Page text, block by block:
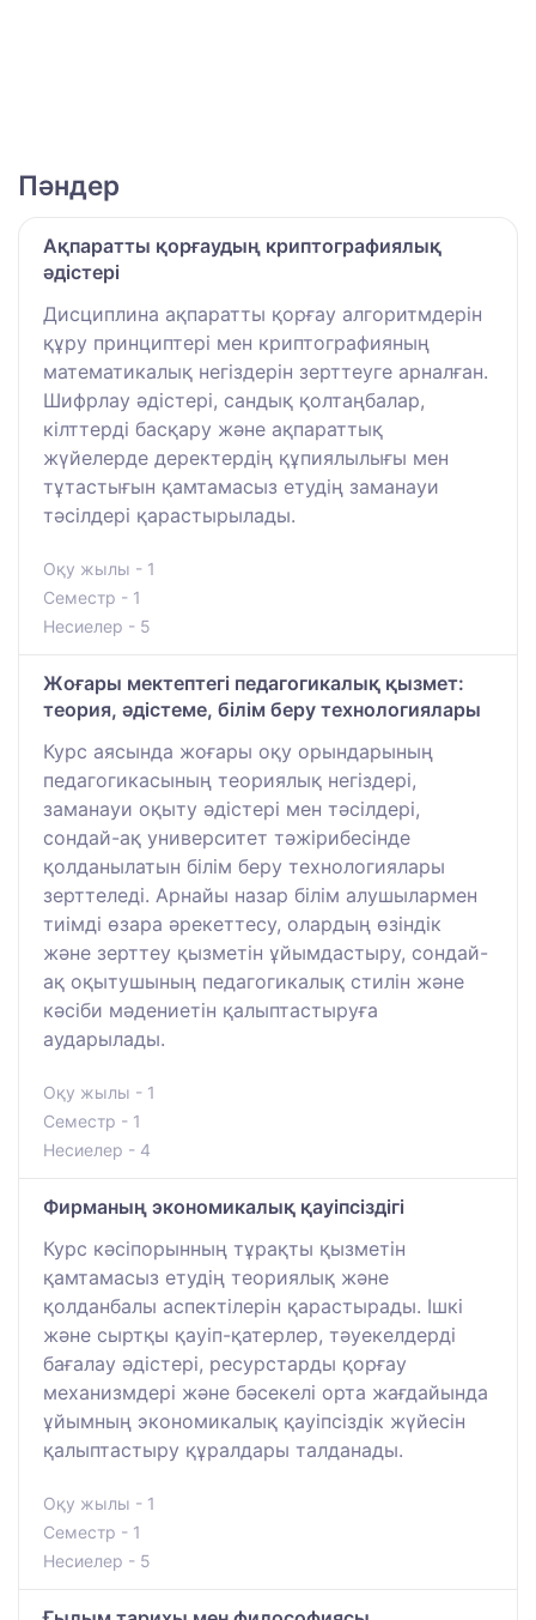
Пәндер
Ақпаратты қорғаудың криптографиялық
әдістері
Дисциплина ақпаратты қорғау алгоритмдерін
құру принциптері мен криптографияның
математикалық негіздерін зерттеуге арналған.
Шифрлау әдістері, сандық қолтаңбалар,
кілттерді басқару және ақпараттық
жүйелерде деректердің құпиялылығы мен
тұтастығын қамтамасыз етудің заманауи
тәсілдері қарастырылады.
Оқу жылы - 1
Семестр - 1
Несиелер - 5
Жоғары мектептегі педагогикалық қызмет:
теория, әдістеме, білім беру технологиялары
Курс аясында жоғары оқу орындарының
педагогикасының теориялық негіздері,
заманауи оқыту әдістері мен тәсілдері,
сондай-ақ университет тәжірибесінде
қолданылатын білім беру технологиялары
зерттеледі. Арнайы назар білім алушылармен
тиімді өзара әрекеттесу, олардың өзіндік
және зерттеу қызметін ұйымдастыру, сондай-
ақ оқытушының педагогикалық стилін және
кәсіби мәдениетін қалыптастыруға
аударылады.
Оқу жылы - 1
Семестр - 1
Несиелер - 4
Фирманың экономикалық қауіпсіздігі
Курс кәсіпорынның тұрақты қызметін
қамтамасыз етудің теориялық және
қолданбалы аспектілерін қарастырады. Ішкі
және сыртқы қауіп-қатерлер, тәуекелдерді
бағалау әдістері, ресурстарды қорғау
механизмдері және бәсекелі орта жағдайында
ұйымның экономикалық қауіпсіздік жүйесін
қалыптастыру құралдары талданады.
Оқу жылы - 1
Семестр - 1
Несиелер - 5